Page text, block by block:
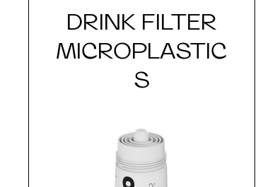
DRINK FILTER
MICROPLASTIC
S